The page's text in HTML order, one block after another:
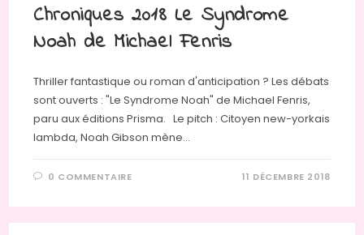
Chroniques 2018 Le Syndrome
Noah de Michael Fenris
Thriller fantastique ou roman d'anticipation ? Les débats
sont ouverts : "Le Syndrome Noah" de Michael Fenris,
paru aux éditions Prisma. Le pitch : Citoyen new-yorkais
lambda, Noah Gibson mène…
0 COMMENTAIRE 11 DÉCEMBRE 2018